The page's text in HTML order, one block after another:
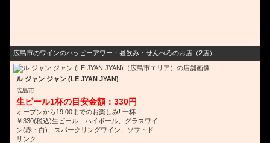
広島市のワインのハッピーアワー・昼飲み・せんべろのお店（2店）
ル ジャン ジャン (LE JYAN JYAN)
広島市
生ビール1杯の目安金額：330円
オープンから19:00までのお楽しみ! 一杯
￥330(税込)生ビール、ハイボール、グラスワイ
ン(赤・白)、スパークリングワイン、ソフトド
リンク